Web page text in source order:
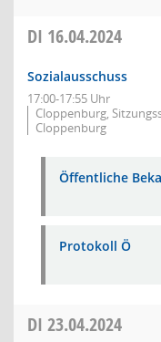
DI 16.04.2024
Sozialausschuss
17:00-17:55 Uhr
Cloppenburg,
Cloppenburg
Öffentliche
Protokoll Ö
DI 23.04.2024